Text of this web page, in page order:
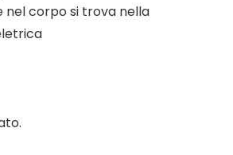
corpo si trova nella